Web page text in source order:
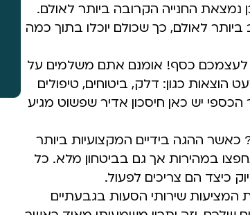
החנייה הקרובה ביותר לאולם.
לאולם, כך שכולם יוכלו בתוך כמה
לעצמכם כסף! אומנם אתם משלמים על
כגון: דלק, ביטוחים, טיפולים
יש כאן חיסכון אדיר שפשוט מגיע
ההגה בידיים המקצועיות ביותר
במהירות אך גם בביטחון מלא. כל
כיצד הם צריכים לפעול.
שירותי הסעות בגבעתיים